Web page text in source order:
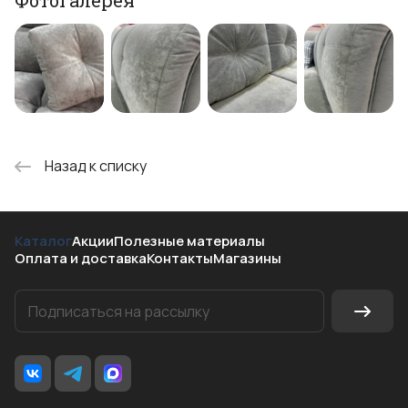
Назад к списку
КаталогАкцииПолезные материалы
Оплата и доставкаКонтактыМагазины